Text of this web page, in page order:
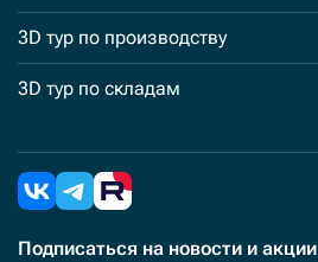
3D тур по производству
3D тур по складам
Подписаться на новости и акции